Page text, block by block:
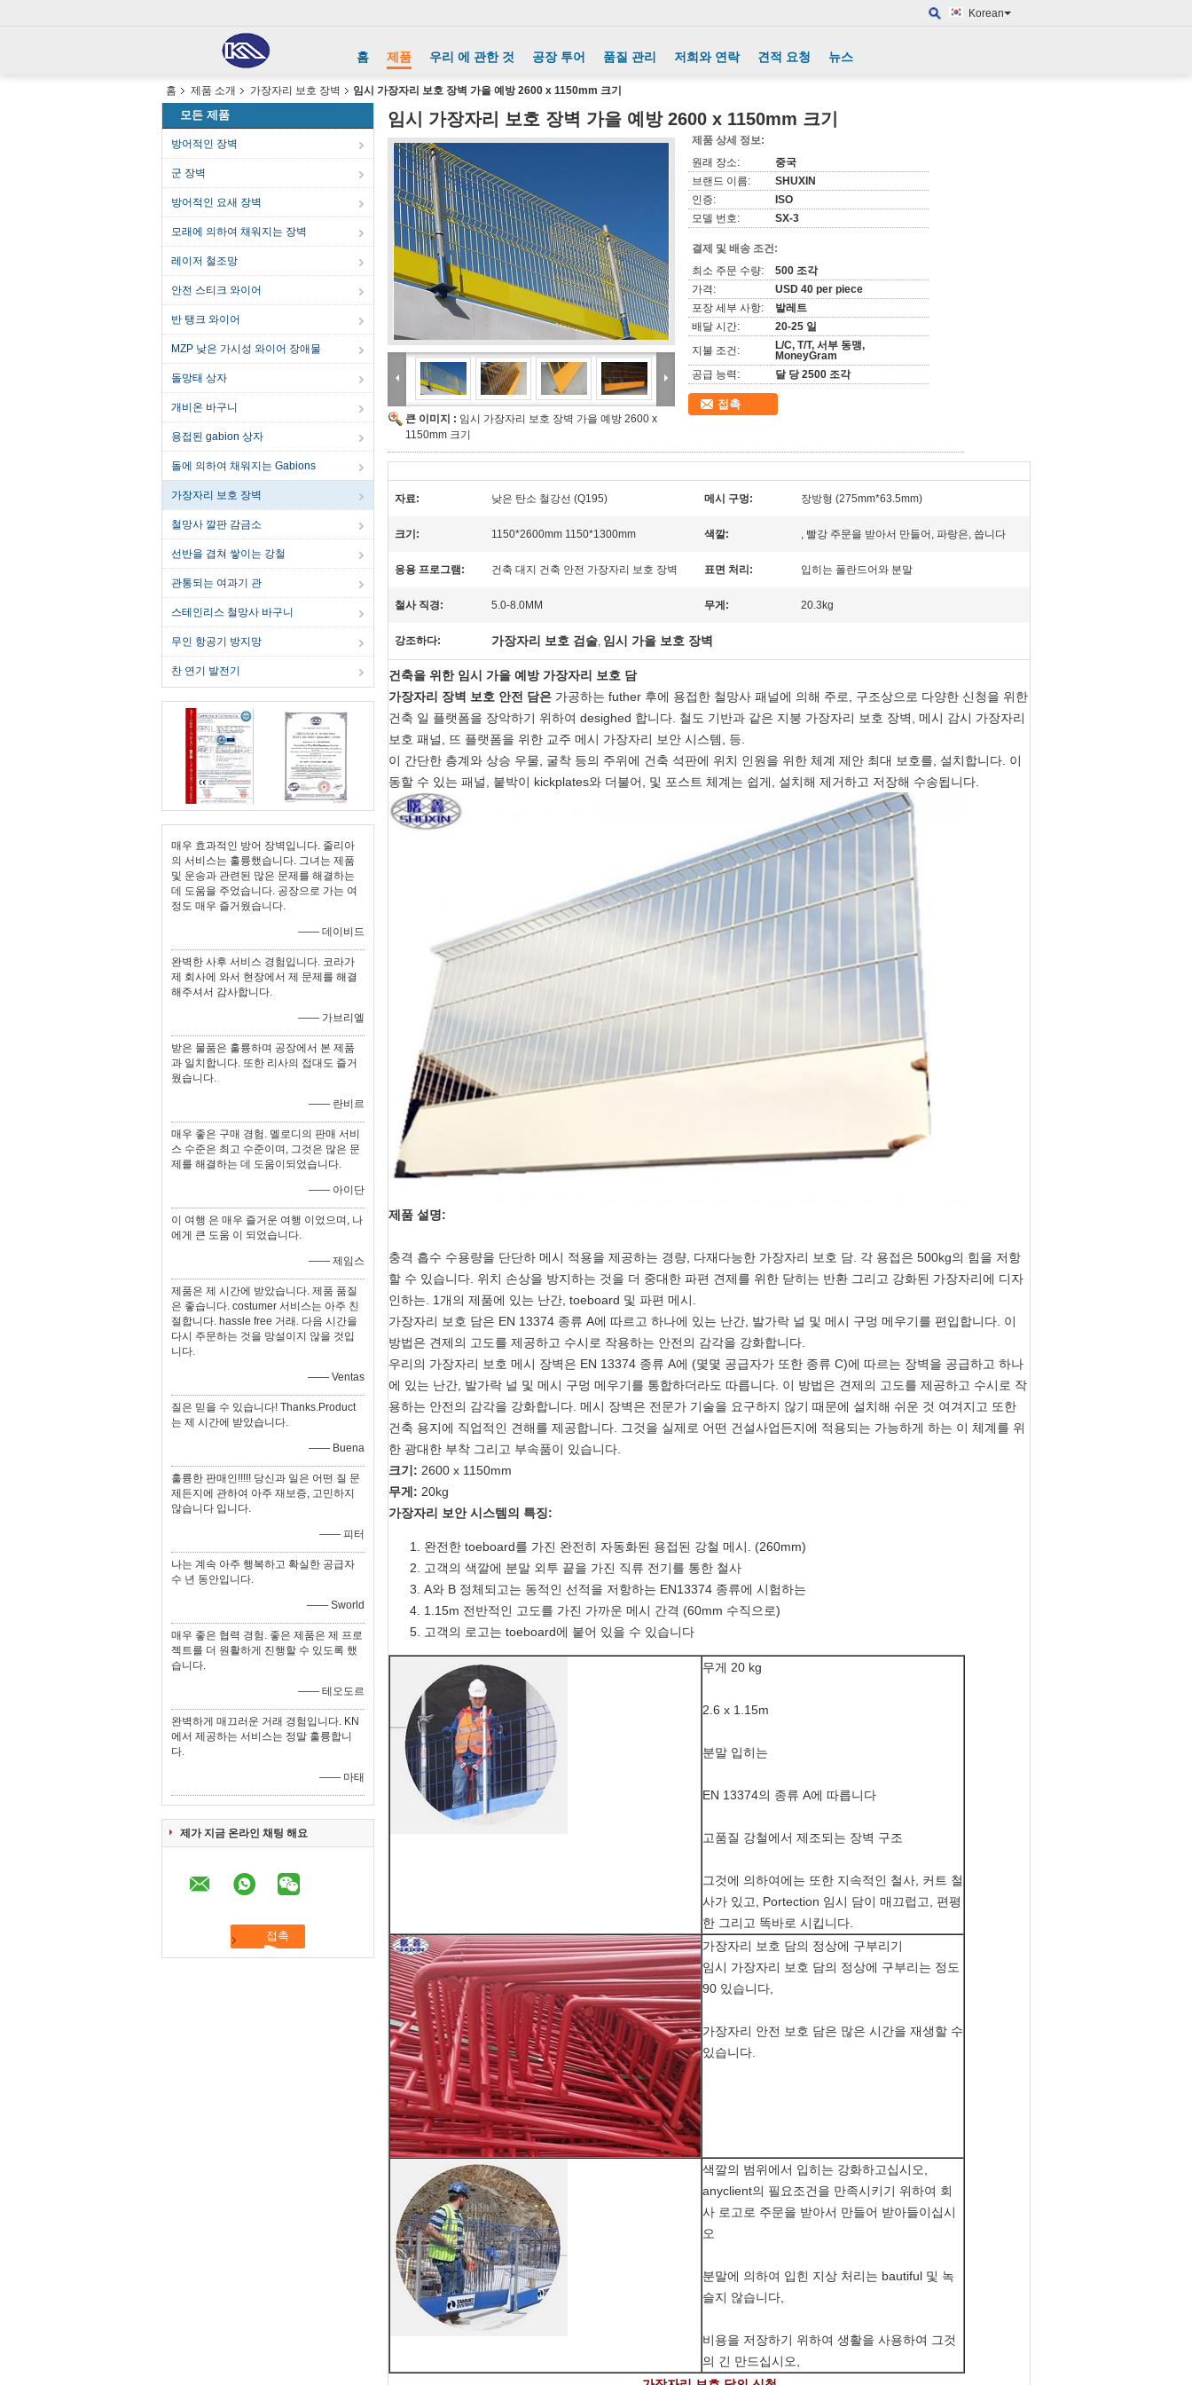
Korean
홈 제품 우리 에 관한 것 공장 투어 품질 관리 저희와 연락 견적 요청 뉴스
홈 제품 소개 가장자리 보호 장벽 임시 가장자리 보호 장벽 가을 예방 2600 x 1150mm 크기
모든 제품
방어적인 장벽
군 장벽
방어적인 요새 장벽
모래에 의하여 채워지는 장벽
레이저 철조망
안전 스티크 와이어
반 탱크 와이어
MZP 낮은 가시성 와이어 장애물
돌망태 상자
개비온 바구니
용접된 gabion 상자
돌에 의하여 채워지는 Gabions
가장자리 보호 장벽
철망사 깔판 감금소
선반을 겹쳐 쌓이는 강철
관통되는 여과기 관
스테인리스 철망사 바구니
무인 항공기 방지망
찬 연기 발전기
매우 효과적인 방어 장벽입니다. 줄리아
의 서비스는 훌륭했습니다. 그녀는 제품
및 운송과 관련된 많은 문제를 해결하는
데 도움을 주었습니다. 공장으로 가는 여
정도 매우 즐거웠습니다.
—— 데이비드
완벽한 사후 서비스 경험입니다. 코라가
제 회사에 와서 현장에서 제 문제를 해결
해주셔서 감사합니다.
—— 가브리엘
받은 물품은 훌륭하며 공장에서 본 제품
과 일치합니다. 또한 리사의 접대도 즐거
웠습니다.
—— 란비르
매우 좋은 구매 경험. 멜로디의 판매 서비
스 수준은 최고 수준이며, 그것은 많은 문
제를 해결하는 데 도움이되었습니다.
—— 아이단
이 여행 은 매우 즐거운 여행 이었으며, 나
에게 큰 도움 이 되었습니다.
—— 제임스
제품은 제 시간에 받았습니다. 제품 품질
은 좋습니다. costumer 서비스는 아주 친
절합니다. hassle free 거래. 다음 시간을
다시 주문하는 것을 망설이지 않을 것입
니다.
—— Ventas
질은 믿을 수 있습니다! Thanks.Product
는 제 시간에 받았습니다.
—— Buena
훌륭한 판매인!!!!! 당신과 일은 어떤 질 문
제든지에 관하여 아주 재보증, 고민하지
않습니다 입니다.
—— 피터
나는 계속 아주 행복하고 확실한 공급자
수 년 동안입니다.
—— Sworld
매우 좋은 협력 경험. 좋은 제품은 제 프로
젝트를 더 원활하게 진행할 수 있도록 했
습니다.
—— 테오도르
완벽하게 매끄러운 거래 경험입니다. KN
에서 제공하는 서비스는 정말 훌륭합니
다.
—— 마태
제가 지금 온라인 채팅 해요
임시 가장자리 보호 장벽 가을 예방 2600 x 1150mm 크기
큰 이미지 : 임시 가장자리 보호 장벽 가을 예방 2600 x
1150mm 크기
제품 상세 정보:
원래 장소:
중국
브랜드 이름:
SHUXIN
인증:
ISO
모델 번호:
SX-3
결제 및 배송 조건:
최소 주문 수량:
500 조각
가격:
USD 40 per piece
포장 세부 사항:
발레트
배달 시간:
20-25 일
지불 조건:
L/C, T/T, 서부 동맹,
MoneyGram
공급 능력:
달 당 2500 조각
접촉
자료: 낮은 탄소 철강선 (Q195) 메시 구멍: 장방형 (275mm*63.5mm)
크기: 1150*2600mm 1150*1300mm 색깔: , 빨강 주문을 받아서 만들어, 파랑은, 씁니다
응용 프로그램: 건축 대지 건축 안전 가장자리 보호 장벽 표면 처리: 입히는 폴란드어와 분말
철사 직경: 5.0-8.0MM 무게: 20.3kg
강조하다: 가장자리 보호 검술, 임시 가을 보호 장벽
건축을 위한 임시 가을 예방 가장자리 보호 담
가장자리 장벽 보호 안전 담은 가공하는 futher 후에 용접한 철망사 패널에 의해 주로, 구조상으로 다양한 신청을 위한
건축 일 플랫폼을 장악하기 위하여 desighed 합니다. 철도 기반과 같은 지붕 가장자리 보호 장벽, 메시 감시 가장자리
보호 패널, 뜨 플랫폼을 위한 교주 메시 가장자리 보안 시스템, 등.
이 간단한 층계와 상승 우물, 굴착 등의 주위에 건축 석판에 위치 인원을 위한 체계 제안 최대 보호를, 설치합니다. 이
동할 수 있는 패널, 붙박이 kickplates와 더불어, 및 포스트 체계는 쉽게, 설치해 제거하고 저장해 수송됩니다.
제품 설명:
충격 흡수 수용량을 단단하 메시 적용을 제공하는 경량, 다재다능한 가장자리 보호 담. 각 용접은 500kg의 힘을 저항
할 수 있습니다. 위치 손상을 방지하는 것을 더 중대한 파편 견제를 위한 닫히는 반환 그리고 강화된 가장자리에 디자
인하는. 1개의 제품에 있는 난간, toeboard 및 파편 메시.
가장자리 보호 담은 EN 13374 종류 A에 따르고 하나에 있는 난간, 발가락 널 및 메시 구멍 메우기를 편입합니다. 이
방법은 견제의 고도를 제공하고 수시로 작용하는 안전의 감각을 강화합니다.
우리의 가장자리 보호 메시 장벽은 EN 13374 종류 A에 (몇몇 공급자가 또한 종류 C)에 따르는 장벽을 공급하고 하나
에 있는 난간, 발가락 널 및 메시 구멍 메우기를 통합하더라도 따릅니다. 이 방법은 견제의 고도를 제공하고 수시로 작
용하는 안전의 감각을 강화합니다. 메시 장벽은 전문가 기술을 요구하지 않기 때문에 설치해 쉬운 것 여겨지고 또한
건축 용지에 직업적인 견해를 제공합니다. 그것을 실제로 어떤 건설사업든지에 적용되는 가능하게 하는 이 체계를 위
한 광대한 부착 그리고 부속품이 있습니다.
크기: 2600 x 1150mm
무게: 20kg
가장자리 보안 시스템의 특징:
완전한 toeboard를 가진 완전히 자동화된 용접된 강철 메시. (260mm)
고객의 색깔에 분말 외투 끝을 가진 직류 전기를 통한 철사
A와 B 정체되고는 동적인 선적을 저항하는 EN13374 종류에 시험하는
1.15m 전반적인 고도를 가진 가까운 메시 간격 (60mm 수직으로)
고객의 로고는 toeboard에 붙어 있을 수 있습니다
무게 20 kg
2.6 x 1.15m
분말 입히는
EN 13374의 종류 A에 따릅니다
고품질 강철에서 제조되는 장벽 구조
그것에 의하여에는 또한 지속적인 철사, 커트 철
사가 있고, Portection 임시 담이 매끄럽고, 편평
한 그리고 똑바로 시킵니다.
가장자리 보호 담의 정상에 구부리기
임시 가장자리 보호 담의 정상에 구부리는 정도
90 있습니다,
가장자리 안전 보호 담은 많은 시간을 재생할 수
있습니다.
색깔의 범위에서 입히는 강화하고십시오,
anyclient의 필요조건을 만족시키기 위하여 회
사 로고로 주문을 받아서 만들어 받아들이십시
오
분말에 의하여 입힌 지상 처리는 bautiful 및 녹
슬지 않습니다,
비용을 저장하기 위하여 생활을 사용하여 그것
의 긴 만드십시오,